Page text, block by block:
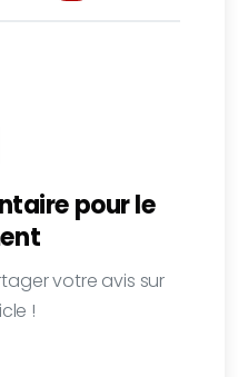
pour le
votre avis sur
!